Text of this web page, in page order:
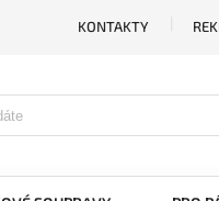
KONTAKTY